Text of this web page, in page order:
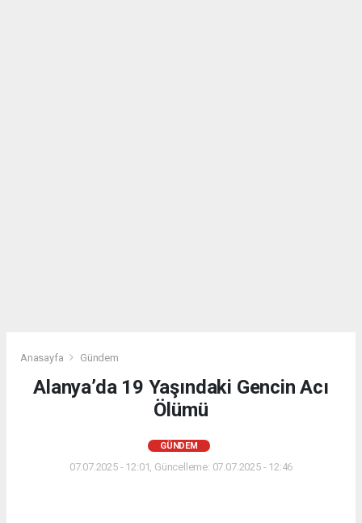
Anasayfa Gündem
Alanya’da 19 Yaşındaki Gencin Acı
Ölümü
GÜNDEM
07.07.2025 - 12:01, Güncelleme: 07.07.2025 - 12:46